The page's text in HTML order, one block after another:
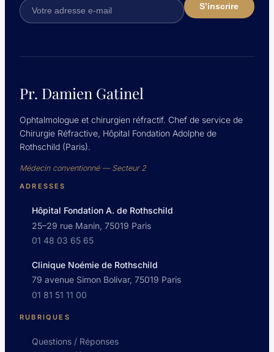
Pr. Damien Gatinel
Ophtalmologue et chirurgien réfractif. Chef de service de
Chirurgie Réfractive, Hôpital Fondation Adolphe de
Rothschild (Paris).
Médecin conventionné — Secteur 2
ADRESSES
Hôpital Fondation A. de Rothschild
25–29 rue Manin, 75019 Paris
01 48 03 65 65
Clinique Noémie de Rothschild
79 avenue Simon Bolivar, 75019 Paris
01 81 51 11 00
RUBRIQUES
Questions / Réponses